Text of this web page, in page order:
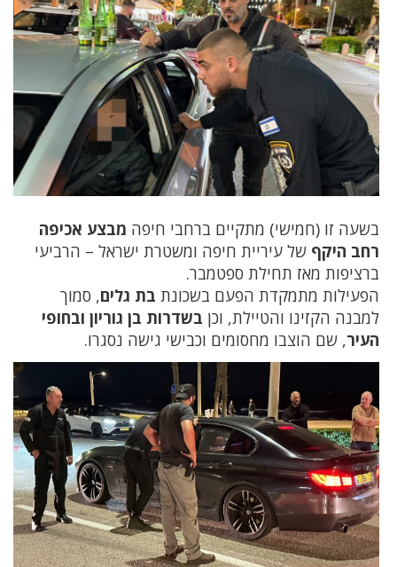
בשעה זו (חמישי) מתקיים ברחבי חיפה מבצע אכיפה
רחב היקף של עיריית חיפה ומשטרת ישראל – הרביעי
ברציפות מאז תחילת ספטמבר.
הפעילות מתמקדת הפעם בשכונת בת גלים, סמוך
למבנה הקזינו והטיילת, וכן בשדרות בן גוריון ובחופי
העיר, שם הוצבו מחסומים וכבישי גישה נסגרו.